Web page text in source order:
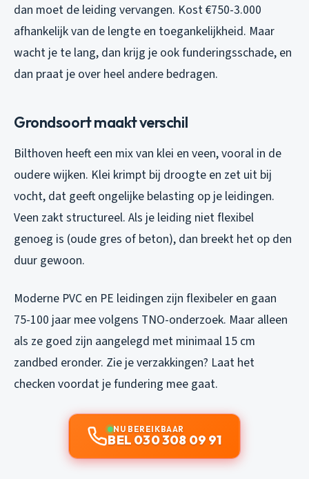
dan moet de leiding vervangen. Kost €750-3.000
afhankelijk van de lengte en toegankelijkheid. Maar
wacht je te lang, dan krijg je ook funderingsschade, en
dan praat je over heel andere bedragen.
Grondsoort maakt verschil
Bilthoven heeft een mix van klei en veen, vooral in de
oudere wijken. Klei krimpt bij droogte en zet uit bij
vocht, dat geeft ongelijke belasting op je leidingen.
Veen zakt structureel. Als je leiding niet flexibel
genoeg is (oude gres of beton), dan breekt het op den
duur gewoon.
Moderne PVC en PE leidingen zijn flexibeler en gaan
75-100 jaar mee volgens TNO-onderzoek. Maar alleen
als ze goed zijn aangelegd met minimaal 15 cm
zandbed eronder. Zie je verzakkingen? Laat het
checken voordat je fundering mee gaat.
NU BEREIKBAAR
BEL 030 308 09 91